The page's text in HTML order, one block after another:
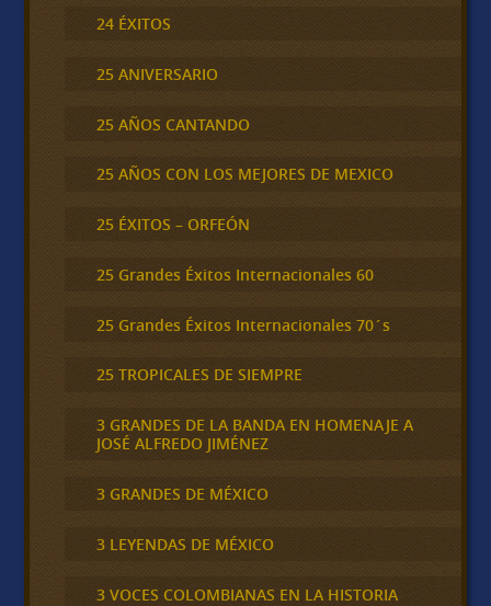
24 ÉXITOS
25 ANIVERSARIO
25 AÑOS CANTANDO
25 AÑOS CON LOS MEJORES DE MEXICO
25 ÉXITOS – ORFEÓN
25 Grandes Éxitos Internacionales 60
25 Grandes Éxitos Internacionales 70´s
25 TROPICALES DE SIEMPRE
3 GRANDES DE LA BANDA EN HOMENAJE A
JOSÉ ALFREDO JIMÉNEZ
3 GRANDES DE MÉXICO
3 LEYENDAS DE MÉXICO
3 VOCES COLOMBIANAS EN LA HISTORIA